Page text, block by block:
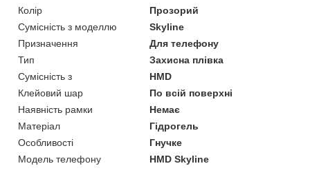
Колір
Прозорий
Сумісність з моделлю
Skyline
Призначення
Для телефону
Тип
Захисна плівка
Сумісність з
HMD
Клейовий шар
По всій поверхні
Наявність рамки
Немає
Матеріал
Гідрогель
Особливості
Гнучке
Модель телефону
HMD Skyline